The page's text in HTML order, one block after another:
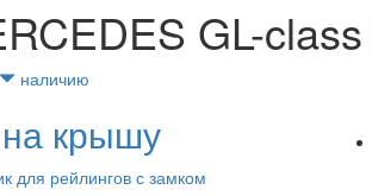
GL-
наличию
крышу
для рейлингов с замком